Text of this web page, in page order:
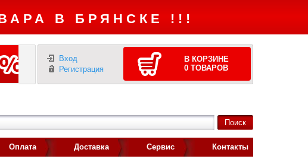
В БРЯНСКЕ !!!
Вход
Регистрация
В КОРЗИНЕ
0 ТОВАРОВ
Оплата Доставка Сервис Контакты